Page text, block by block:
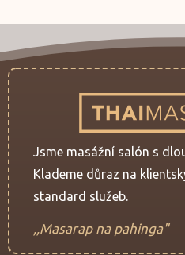
Jsme masážní salón s
Klademe důraz na
standard služeb.
,,Masarap na pahinga"